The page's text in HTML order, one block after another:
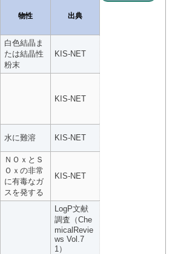
物性 出典
白色結晶ま
たは結晶性
粉末
KIS-NET
KIS-NET
水に難溶 KIS-NET
ＮＯｘとＳ
Ｏｘの非常
に有毒なガ
スを発する
KIS-NET
LogP文献
調査（Che
micalRevie
ws Vol.7
1）